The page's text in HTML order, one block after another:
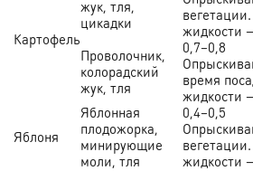
Картофель
жук, тля,
цикадки
жидкости
Проволочник,
колорадский
жук, тля
0,7–0,8
время
жидкости
Яблоня
Яблонная
плодожорка,
минирующие
моли, тля
0,4–0,5
жидкости